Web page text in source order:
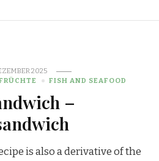
2025
FISH AND SEAFOOD
–
is also a derivative of the